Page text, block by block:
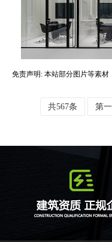
免责声明: 本站部分图片等素材
共567条 第